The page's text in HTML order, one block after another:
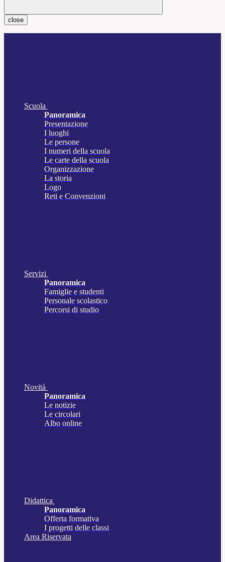
close
Scuola
Panoramica
Presentazione
I luoghi
Le persone
I numeri della scuola
Le carte della scuola
Organizzazione
La storia
Logo
Reti e Convenzioni
Servizi
Panoramica
Famiglie e studenti
Personale scolastico
Percorsi di studio
Novità
Panoramica
Le notizie
Le circolari
Albo online
Didattica
Panoramica
Offerta formativa
I progetti delle classi
Area Riservata